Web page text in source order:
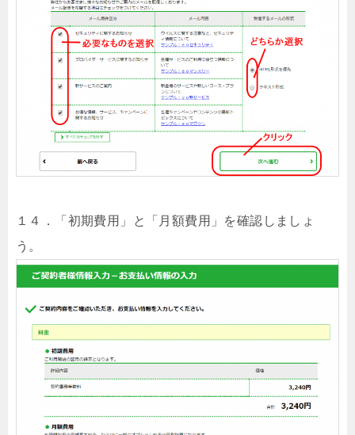
１４．「初期費用」と「月額費用」を確認しましょ
う。